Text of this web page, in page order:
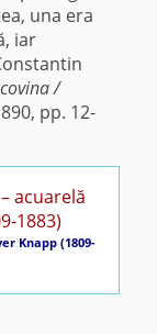
una era
iar
/
pp. 12-
Knapp (1809-